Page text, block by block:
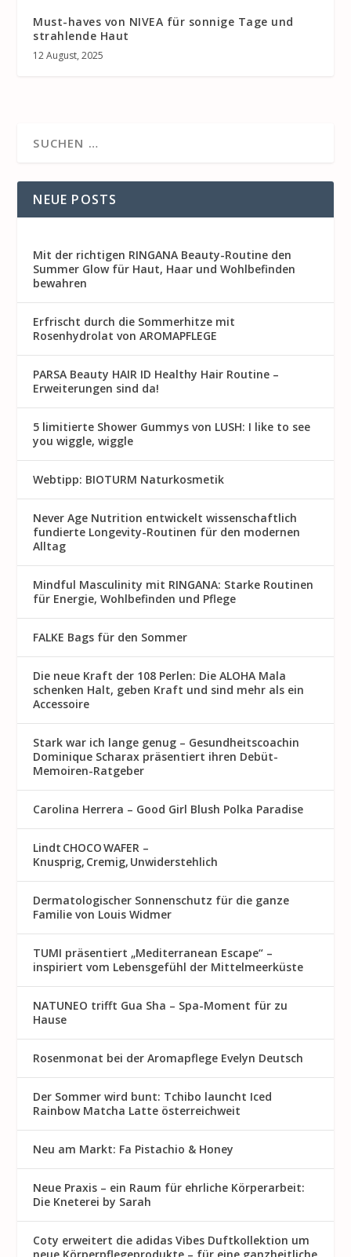
Must-haves von NIVEA für sonnige Tage und
strahlende Haut
12 August, 2025
NEUE POSTS
Mit der richtigen RINGANA Beauty-Routine den
Summer Glow für Haut, Haar und Wohlbefinden
bewahren
Erfrischt durch die Sommerhitze mit
Rosenhydrolat von AROMAPFLEGE
PARSA Beauty HAIR ID Healthy Hair Routine –
Erweiterungen sind da!
5 limitierte Shower Gummys von LUSH: I like to see
you wiggle, wiggle
Webtipp: BIOTURM Naturkosmetik
Never Age Nutrition entwickelt wissenschaftlich
fundierte Longevity-Routinen für den modernen
Alltag
Mindful Masculinity mit RINGANA: Starke Routinen
für Energie, Wohlbefinden und Pflege
FALKE Bags für den Sommer
Die neue Kraft der 108 Perlen: Die ALOHA Mala
schenken Halt, geben Kraft und sind mehr als ein
Accessoire
Stark war ich lange genug – Gesundheitscoachin
Dominique Scharax präsentiert ihren Debüt-
Memoiren-Ratgeber
Carolina Herrera – Good Girl Blush Polka Paradise
Lindt CHOCO WAFER –
Knusprig, Cremig, Unwiderstehlich
Dermatologischer Sonnenschutz für die ganze
Familie von Louis Widmer
TUMI präsentiert „Mediterranean Escape“ –
inspiriert vom Lebensgefühl der Mittelmeerküste
NATUNEO trifft Gua Sha – Spa-Moment für zu
Hause
Rosenmon at bei der Aromapflege Evelyn Deutsch
Der Sommer wird bunt: Tchibo launcht Iced
Rainbow Matcha Latte österreichweit
Neu am Markt: Fa Pistachio & Honey
Neue Praxis – ein Raum für ehrliche Körperarbeit:
Die Kneterei by Sarah
Coty erweitert die adidas Vibes Duftkollektion um